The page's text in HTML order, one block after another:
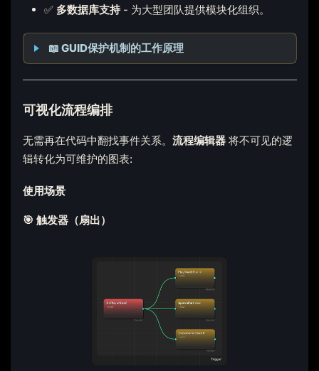
✅ 多数据库支持- 为大型团队提供模块化组织。
📖 GUID保护机制的工作原理
可视化流程编排
无需再在代码中翻找事件关系。 流程编辑器将不可见的逻
辑转化为可维护的图表:
使用场景
🎯 触发器（扇出）